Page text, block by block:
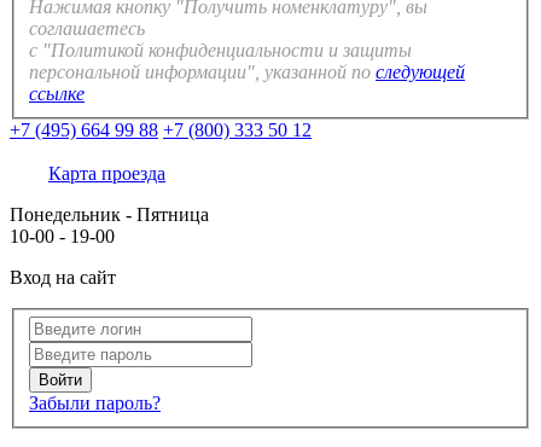
Нажимая кнопку "Получить номенклатуру", вы
соглашаетесь
с "Политикой конфиденциальности и защиты
персональной информации", указанной по следующей
ссылке
+7 (495) 664 99 88 +7 (800) 333 50 12
Карта проезда
Понедельник - Пятница
10-00 - 19-00
Вход на сайт
Забыли пароль?